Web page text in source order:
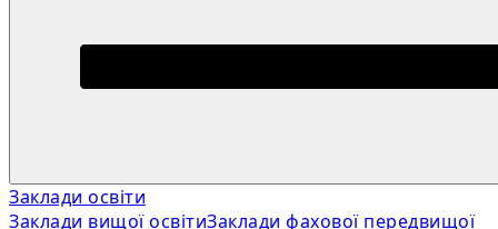
Заклади освіти
Заклади вищої освітиЗаклади фахової передвищої